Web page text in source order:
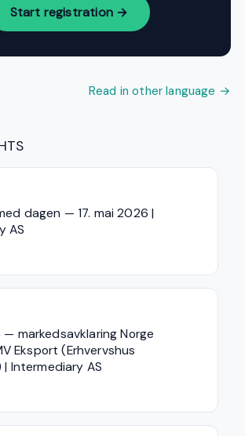
Start registration →
Read in other language →
dagen — 17. mai 2026 |
AS
markedsavklaring Norge
Eksport (Erhvervshus
Intermediary AS